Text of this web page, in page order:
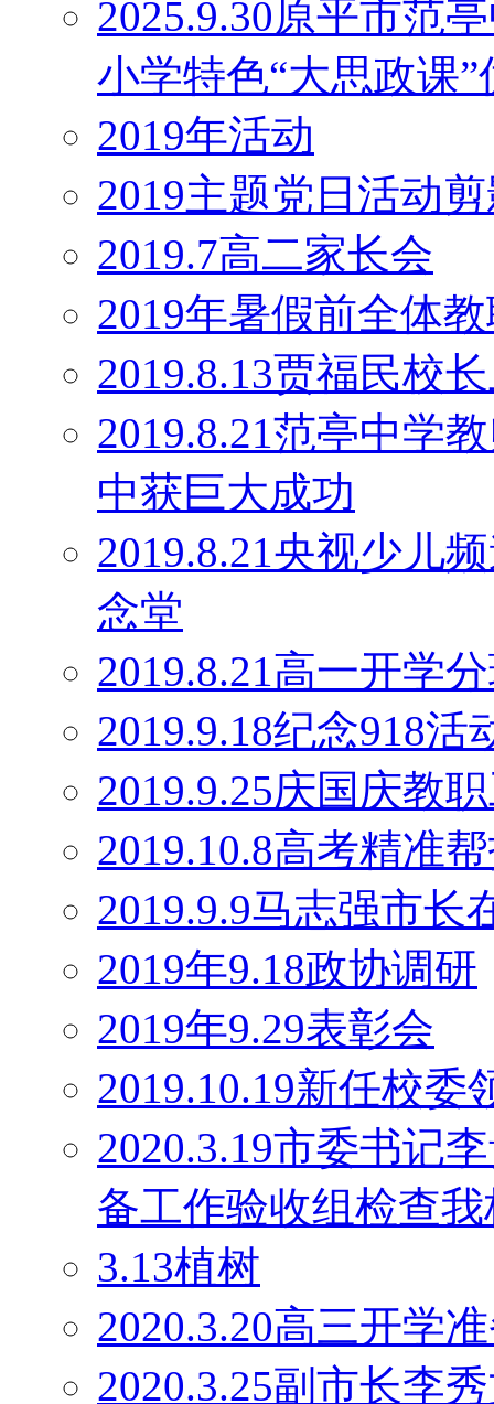
2025.9.30原平市范
小学特色“大思政课
2019年活动
2019主题党日活动
2019.7高二家长会
2019年暑假前全体
2019.8.13贾福民校
2019.8.21范亭中学
中获巨大成功
2019.8.21央视少儿
念堂
2019.8.21高一开学
2019.9.18纪念918活
2019.9.25庆国庆教
2019.10.8高考精准
2019.9.9马志强市长
2019年9.18政协调研
2019年9.29表彰会
2019.10.19新任校委
2020.3.19市委书记
备工作验收组检查我
3.13植树
2020.3.20高三开学
2020.3.25副市长李